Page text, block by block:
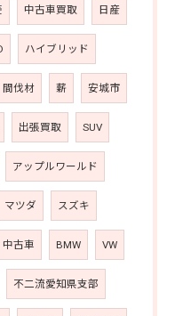
中古車買取 日産
ハイブリッド
間伐材 薪 安城市
出張買取 SUV
アップルワールド
マツダ スズキ
中古車 BMW VW
不二流愛知県支部